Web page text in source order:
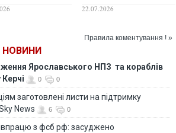
хоче
22.07.2026
Правила коментування ! »
НОВИНИ
Ярославського НПЗ та кораблів
0 0
заготовлені листи на підтримку
News
6 0
з фсб рф: засуджено